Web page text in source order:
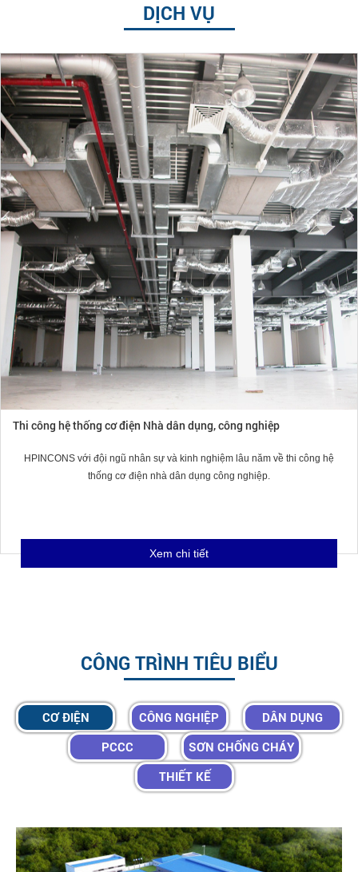
DỊCH VỤ
Thẩm tra, thiết kế dự án nhà dân dụng, công nghiệp
HPINCONS chuyên thẩm tra thiết kế kết cấu, thẩm tra thiết kế kiến trúc, thẩm
tra thiết kế hạ tầng, thẩm tra thiết kế cơ điện.
Xem chi tiết
CÔNG TRÌNH TIÊU BIỂU
CƠ ĐIỆN CÔNG NGHIỆP
DÂN DỤNG
PCCC
SƠN CHỐNG CHÁY
THIẾT KẾ